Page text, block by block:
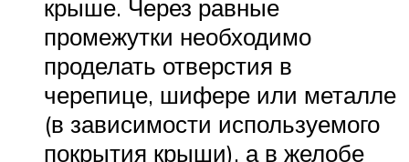
крыше. Через равные
промежутки необходимо
проделать отверстия в
черепице, шифере или металле
(в зависимости используемого
покрытия крыши), а в желобе